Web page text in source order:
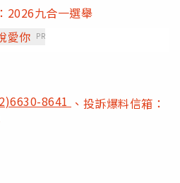
2026九合一選舉
愛你 PR
8641 、投訴爆料信箱：